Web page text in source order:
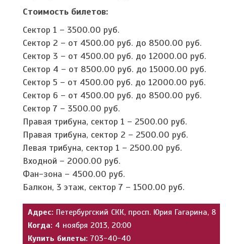
Стоимость билетов:
Сектор 1 – 3500.00 руб.
Сектор 2 – от 4500.00 руб. до 8500.00 руб.
Сектор 3 – от 4500.00 руб. до 12000.00 руб.
Сектор 4 – от 8500.00 руб. до 15000.00 руб.
Сектор 5 – от 4500.00 руб. до 12000.00 руб.
Сектор 6 – от 4500.00 руб. до 8500.00 руб.
Сектор 7 – 3500.00 руб.
Правая трибуна, сектор 1 – 2500.00 руб.
Правая трибуна, сектор 2 – 2500.00 руб.
Левая трибуна, сектор 1 – 2500.00 руб.
Входной – 2000.00 руб.
Фан-зона – 4500.00 руб.
Балкон, 3 этаж, сектор 7 – 1500.00 руб.
Адрес: Петербургский СКК, просп. Юрия Гагарина, 8
Когда: 4 ноября 2013, 20:00
Купить билеты: 703-40-40